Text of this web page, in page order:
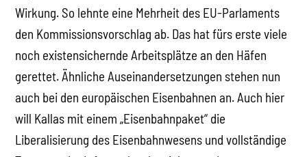
Wirkung. So lehnte eine Mehrheit des EU-Parlaments
den Kommissionsvorschlag ab. Das hat fürs erste viele
noch existensichernde Arbeitsplätze an den Häfen
gerettet. Ähnliche Auseinandersetzungen stehen nun
auch bei den europäischen Eisenbahnen an. Auch hier
will Kallas mit einem „Eisenbahnpaket“ die
Liberalisierung des Eisenbahnwesens und vollständige